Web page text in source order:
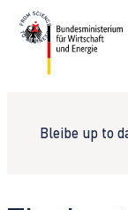
Bleibe up to